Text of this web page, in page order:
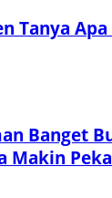
Tanya
Banget
Makin